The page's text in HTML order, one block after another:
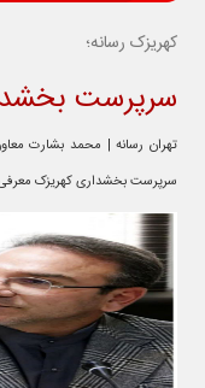
کهریزک رسانه؛
سرپرست
تهران رسانه | محمد بشارت
سرپرست بخشداری کهریزک